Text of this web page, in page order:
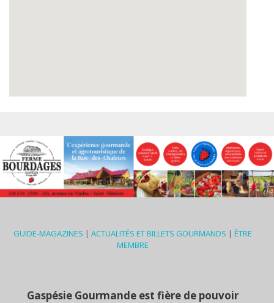
GUIDE-MAGAZINES | ACTUALITÉS ET BILLETS GOURMANDS | ÊTRE
MEMBRE
Gaspésie Gourmande est fière de pouvoir